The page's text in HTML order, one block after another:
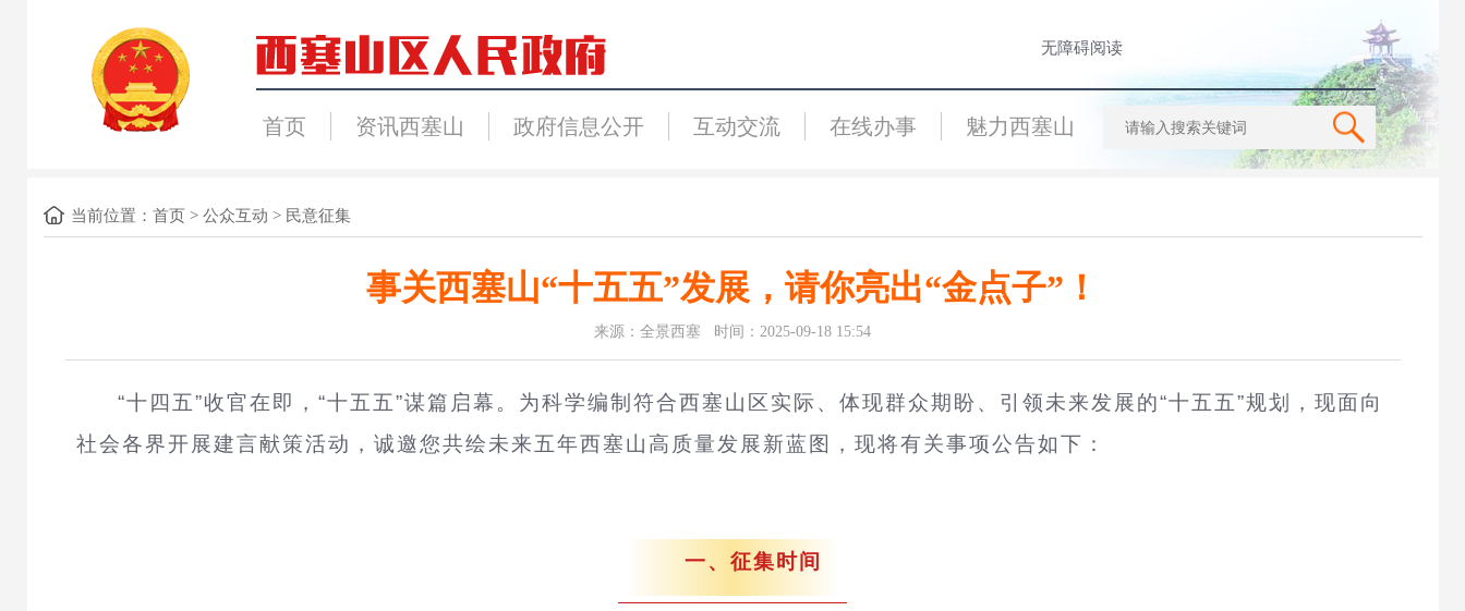
无障碍阅读
首页 资讯西塞山 政府信息公开 互动交流 在线办事 魅力西塞山
当前位置： 首页> 公众互动 > 民意征集
事关西塞山“十五五”发展，请你亮出“金点子”！
来源：全景西塞 时间：2025-09-18 15:54
“十四五”收官在即，“十五五”谋篇启幕。为科学编制符合西塞山区实际、体现群众期盼、引领未来发展的“十五五”规划，现面向
社会各界开展建言献策活动，诚邀您共绘未来五年西塞山高质量发展新蓝图，现将有关事项公告如下：
一、征集时间